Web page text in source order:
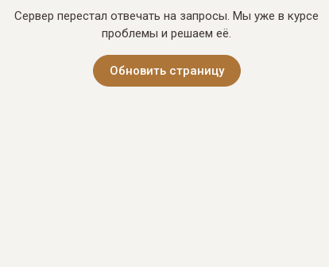
Сервер перестал отвечать на запросы. Мы уже в курсе
проблемы и решаем её.
Обновить страницу